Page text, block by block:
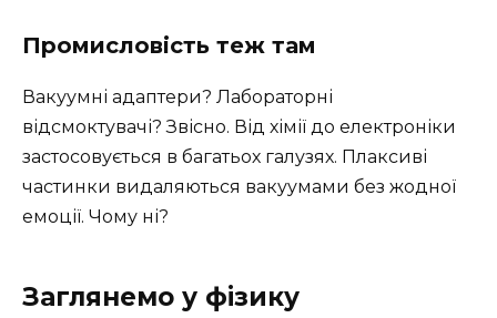
Промисловість теж там
Вакуумні адаптери? Лабораторні
відсмоктувачі? Звісно. Від хімії до електроніки
застосовується в багатьох галузях. Плаксиві
частинки видаляються вакуумами без жодної
емоції. Чому ні?
Заглянемо у фізику